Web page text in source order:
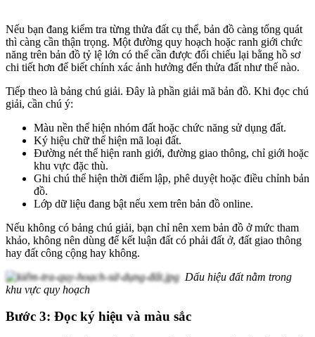
Nếu bạn đang kiểm tra từng thửa đất cụ thể, bản đồ càng tổng quát
thì càng cần thận trọng. Một đường quy hoạch hoặc ranh giới chức
năng trên bản đồ tỷ lệ lớn có thể cần được đối chiếu lại bằng hồ sơ
chi tiết hơn để biết chính xác ảnh hưởng đến thửa đất như thế nào.
Tiếp theo là bảng chú giải. Đây là phần giải mã bản đồ. Khi đọc chú
giải, cần chú ý:
Màu nền thể hiện nhóm đất hoặc chức năng sử dụng đất.
Ký hiệu chữ thể hiện mã loại đất.
Đường nét thể hiện ranh giới, đường giao thông, chỉ giới hoặc
khu vực đặc thù.
Ghi chú thể hiện thời điểm lập, phê duyệt hoặc điều chỉnh bản
đồ.
Lớp dữ liệu đang bật nếu xem trên bản đồ online.
Nếu không có bảng chú giải, bạn chỉ nên xem bản đồ ở mức tham
khảo, không nên dùng để kết luận đất có phải đất ở, đất giao thông
hay đất công cộng hay không.
Dấu hiệu đất nằm trong
khu vực quy hoạch
Bước 3: Đọc ký hiệu và màu sắc